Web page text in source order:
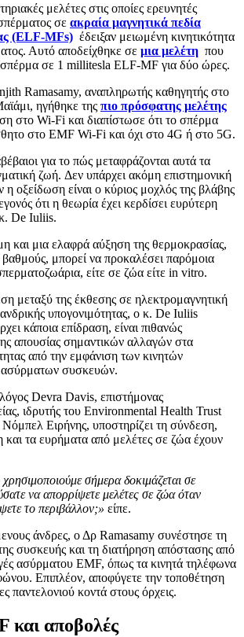
μελέτες στις οποίες ερευνητές
σε ακραία μαγνητικά πεδία
(ELF-MFs) έδειξαν μειωμένη κινητικότητα
Αυτό αποδείχθηκε σε μια μελέτη που
σε 1 millitesla ELF-MF για δύο ώρες.
Ramasamy, αναπληρωτής καθηγητής στο
ηγήθηκε της πιο πρόσφατης μελέτης
στο Wi-Fi και διαπίστωσε ότι το σπέρμα
στο EMF Wi-Fi και όχι στο 4G ή στο 5G.
για το πώς μεταφράζονται αυτά τα
ζωή. Δεν υπάρχει ακόμη επιστημονική
η οξείδωση είναι ο κύριος μοχλός της βλάβης
ότι η θεωρία έχει κερδίσει ευρύτερη
De Iuliis.
και μια ελαφρά αύξηση της θερμοκρασίας,
μπορεί να προκαλέσει παρόμοια
είτε σε ζώα είτε in vitro.
μεταξύ της έκθεσης σε ηλεκτρομαγνητική
ανδρικής υπογονιμότητας, ο κ. De Iuliis
κάποια επίδραση, είναι πιθανώς
απουσίας σημαντικών αλλαγών στα
από την εμφάνιση των κινητών
συσκευών.
Devra Davis, επιστήμονας
ιδρυτής του Environmental Health Trust
Ειρήνης, υποστηρίζει τη σύνδεση,
και τα ευρήματα από μελέτες σε ζώα έχουν
σήμερα δοκιμάζεται σε
να απορρίψετε μελέτες σε ζώα όταν
το περιβάλλον;» είπε.
άνδρες, ο Δρ Ramasamy συνέστησε τη
συσκευής και τη διατήρηση απόστασης από
ασύρματου EMF, όπως τα κινητά τηλέφωνα
Επιπλέον, αποφύγετε την τοποθέτηση
παντελονιού κοντά στους όρχεις.
αποβολές